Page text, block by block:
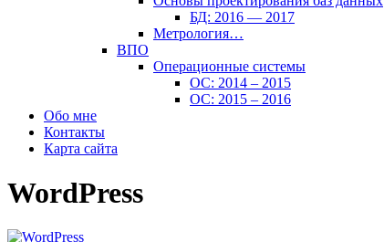
БД: 2016 — 2017
Метрология…
ВПО
Операционные системы
ОС: 2014 – 2015
ОС: 2015 – 2016
Обо мне
Контакты
Карта сайта
WordPress